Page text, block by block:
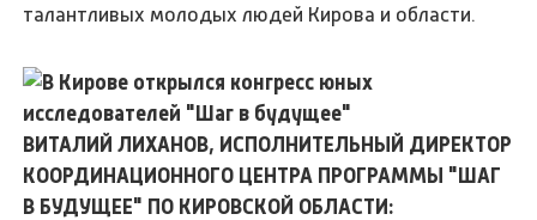
талантливых молодых людей Кирова и области.
ВИТАЛИЙ ЛИХАНОВ, ИСПОЛНИТЕЛЬНЫЙ ДИРЕКТОР
КООРДИНАЦИОННОГО ЦЕНТРА ПРОГРАММЫ "ШАГ
В БУДУЩЕЕ" ПО КИРОВСКОЙ ОБЛАСТИ: